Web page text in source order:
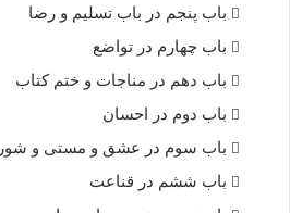
باب پنجم در باب تسلیم و رضا
باب چهارم در تواضع
باب دهم در مناجات و ختم کتاب
باب دوم در احسان
باب سوم در عشق و مستی و شور
باب ششم در قناعت